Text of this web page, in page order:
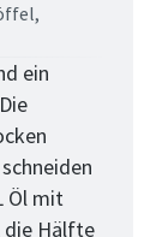
ein
Öl mit
die Hälfte